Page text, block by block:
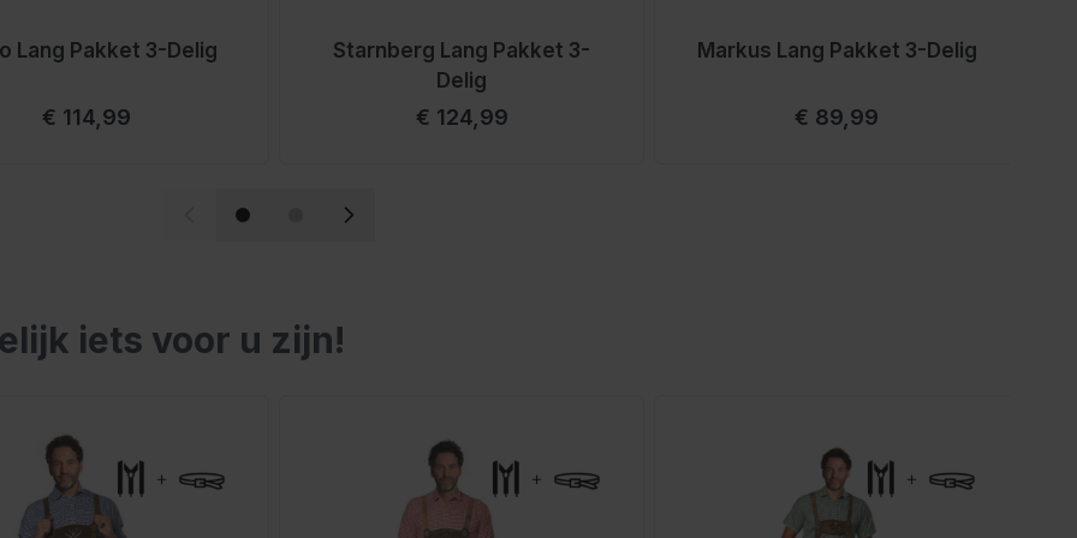
wij bieden
Lang Pakket 3-Delig
Vanaf
€ 114,99
Starnberg Lang Pakket 3-
Delig
Vanaf
€ 124,99
Markus Lang Pakket 3-Delig
Vanaf
€ 89,99
iets voor u zijn!